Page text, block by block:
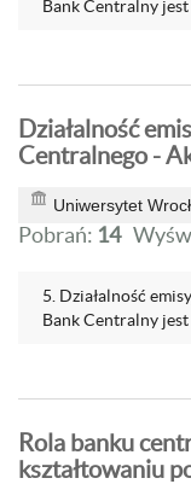
Bank Centralny jest
Działalność
Centralnego -
Uniwersytet
Pobrań: 14
5. Działalność
Bank Centralny jest
Rola banku
kształtowaniu